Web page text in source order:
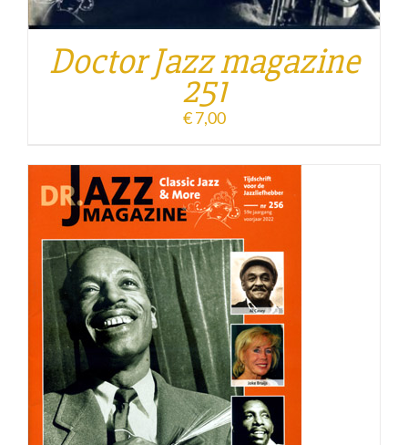
Doctor Jazz magazine
251
€7,00